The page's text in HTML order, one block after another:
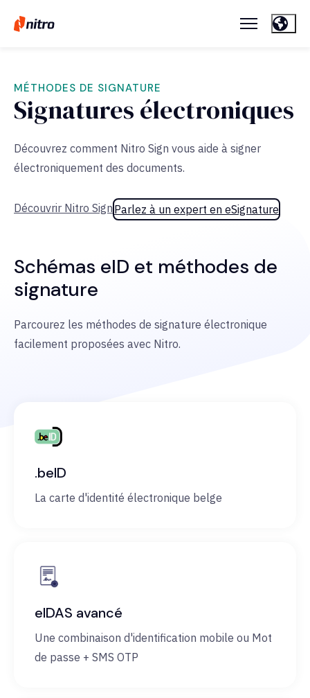
MÉTHODES DE SIGNATURE
Signatures électroniques
Découvrez comment Nitro Sign vous aide à signer
électroniquement des documents.
Découvrir Nitro Sign Parlez à un expert en eSignature
Schémas eID et méthodes de
signature
Parcourez les méthodes de signature électronique
facilement proposées avec Nitro.
.beID
La carte d'identité électronique belge
eIDAS avancé
Une combinaison d'identification mobile ou Mot
de passe + SMS OTP